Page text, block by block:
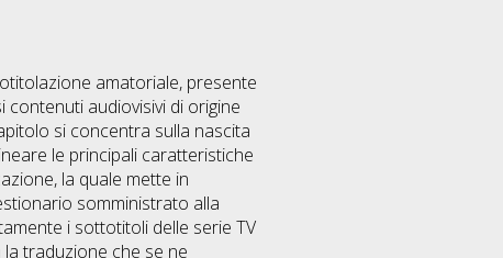
amatoriale, presente
contenuti audiovisivi di origine
si concentra sulla nascita
le principali caratteristiche
la quale mette in
somministrato alla
i sottotitoli delle serie TV
traduzione che se ne